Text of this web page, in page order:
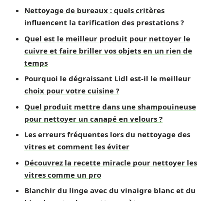
Nettoyage de bureaux : quels critères
influencent la tarification des prestations ?
Quel est le meilleur produit pour nettoyer le
cuivre et faire briller vos objets en un rien de
temps
Pourquoi le dégraissant Lidl est-il le meilleur
choix pour votre cuisine ?
Quel produit mettre dans une shampouineuse
pour nettoyer un canapé en velours ?
Les erreurs fréquentes lors du nettoyage des
vitres et comment les éviter
Découvrez la recette miracle pour nettoyer les
vitres comme un pro
Blanchir du linge avec du vinaigre blanc et du